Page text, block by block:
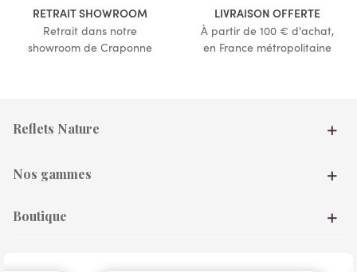
RETRAIT SHOWROOM
Retrait dans notre
showroom de Craponne
LIVRAISON OFFERTE
À partir de 100 € d'achat,
en France métropolitaine
Reflets Nature
Nos gammes
Boutique